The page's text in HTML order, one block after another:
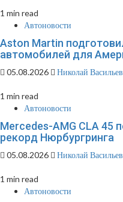
1 min read
Автоновости
Aston Martin
автомобилей для
05.08.2026 Николай Васильев
1 min read
Автоновости
Mercedes-AMG CLA 45
рекорд Нюрбургринга
05.08.2026 Николай Васильев
1 min read
Автоновости